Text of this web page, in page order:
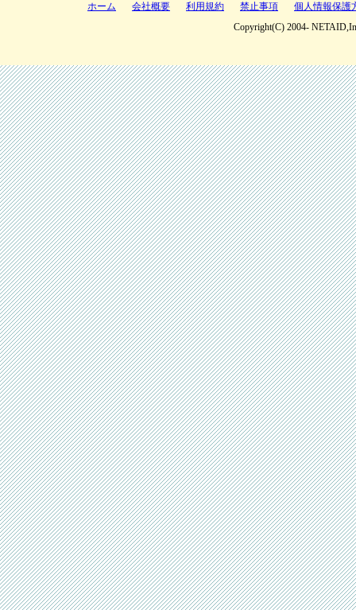
ホーム 会社概要 利用規約 禁止事項
個人情報保護
Copyright(C) 2004-